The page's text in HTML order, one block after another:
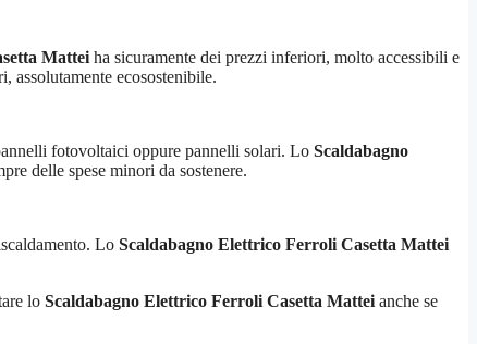
Mattei ha sicuramente dei prezzi inferiori, molto accessibili e
assolutamente ecosostenibile.
fotovoltaici oppure pannelli solari. Lo Scaldabagno
delle spese minori da sostenere.
Lo Scaldabagno Elettrico Ferroli Casetta Mattei
lo Scaldabagno Elettrico Ferroli Casetta Mattei anche se